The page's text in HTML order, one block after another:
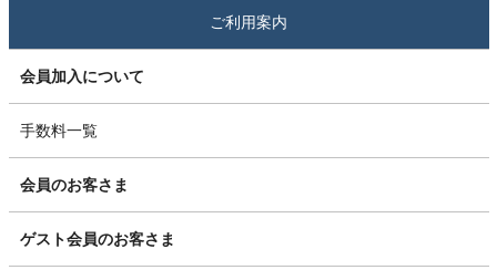
ご利用案内
会員加入について
手数料一覧
会員のお客さま
ゲスト会員のお客さま